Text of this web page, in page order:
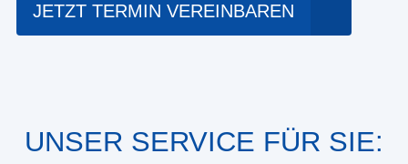
JETZT TERMIN VEREINBAREN
UNSER SERVICE FÜR SIE: